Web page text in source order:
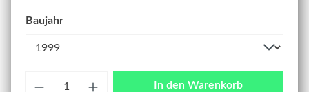
Baujahr
In den Warenkorb